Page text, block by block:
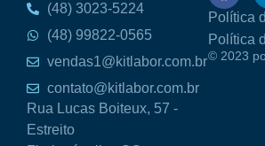
(48) 3023-5224
(48) 99822-0565
vendas1@kitlabor.com.br
contato@kitlabor.com.br
Rua Lucas Boiteux, 57 -
Estreito
Política
Política
© 2023